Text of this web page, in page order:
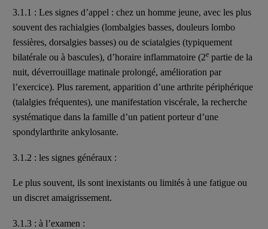
3.1.1 : Les signes d’appel : chez un homme jeune, avec les plus
souvent des rachialgies (lombalgies basses, douleurs lombo
fessières, dorsalgies basses) ou de sciatalgies (typiquement
bilatérale ou à bascules), d’horaire inflammatoire (2e partie de la
nuit, déverrouillage matinale prolongé, amélioration par
l’exercice). Plus rarement, apparition d’une arthrite périphérique
(talalgies fréquentes), une manifestation viscérale, la recherche
systématique dans la famille d’un patient porteur d’une
spondylarthrite ankylosante.
3.1.2 : les signes généraux :
Le plus souvent, ils sont inexistants ou limités à une fatigue ou
un discret amaigrissement.
3.1.3 : à l’examen :